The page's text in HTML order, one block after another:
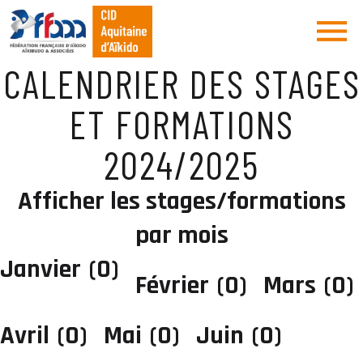
CALENDRIER DES STAGES
ET FORMATIONS
2024/2025
Afficher les stages/formations
par mois
Janvier (0) Février (0) Mars (0)
Avril (0) Mai (0) Juin (0)